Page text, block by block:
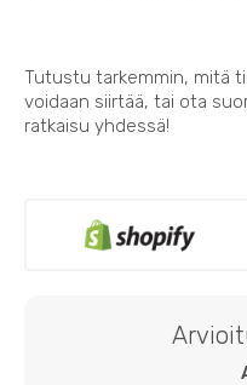
Tutustu tarkemmin, mitä
voidaan siirtää, tai ota
ratkaisu yhdessä!